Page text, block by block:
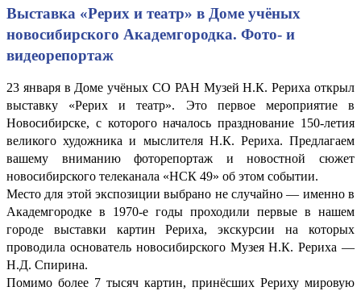
Выставка «Рерих и театр» в Доме учёных
новосибирского Академгородка. Фото- и
видеорепортаж
23 января в Доме учёных СО РАН Музей Н.К. Рериха открыл
выставку «Рерих и театр». Это первое мероприятие в
Новосибирске, с которого началось празднование 150-летия
великого художника и мыслителя Н.К. Рериха. Предлагаем
вашему вниманию фоторепортаж и новостной сюжет
новосибирского телеканала «НСК 49» об этом событии.
Место для этой экспозиции выбрано не случайно — именно в
Академгородке в 1970-е годы проходили первые в нашем
городе выставки картин Рериха, экскурсии на которых
проводила основатель новосибирского Музея Н.К. Рериха —
Н.Д. Спирина.
Помимо более 7 тысяч картин, принёсших Рериху мировую